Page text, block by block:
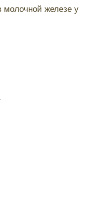
железе у